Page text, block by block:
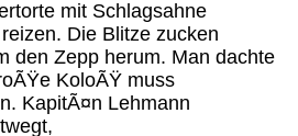
mit Schlagsahne
Die Blitze zucken
den Zepp herum. Man dachte
KoloÃŸ muss
KapitÃ¤n Lehmann